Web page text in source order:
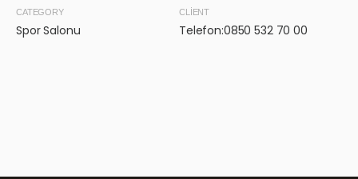
CATEGORY
Spor Salonu
CLIENT
Telefon:0850 532 70 00